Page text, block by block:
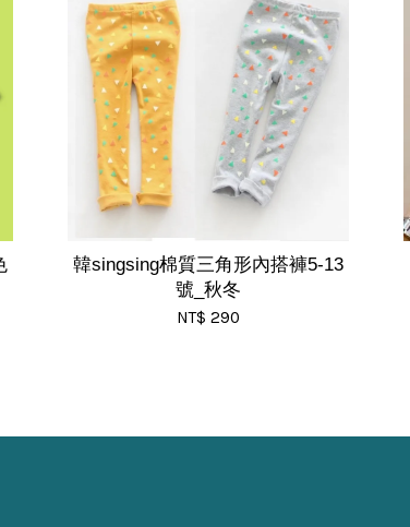
韓singsing棉質三角形內搭褲5-13
號_秋冬
NT$ 290